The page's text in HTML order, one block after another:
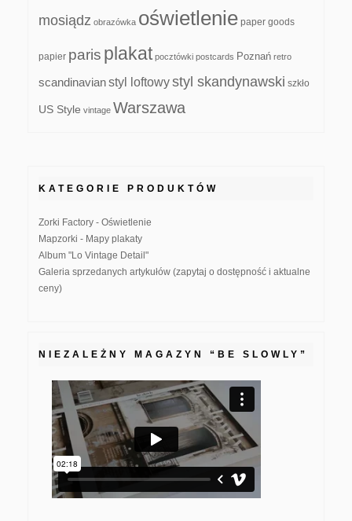
mosiądz obrazówka oświetlenie paper goods
papier paris plakat pocztówki postcards Poznań retro
scandinavianstyl loftowystyl skandynawski szkło
US Style vintage Warszawa
KATEGORIE PRODUKTÓW
Zorki Factory - Oświetlenie
Mapzorki - Mapy plakaty
Album "Lo Vintage Detail"
Galeria sprzedanych artykułów (zapytaj o dostępność i aktualne
ceny)
NIEZALEŻNY MAGAZYN “BE SLOWLY”